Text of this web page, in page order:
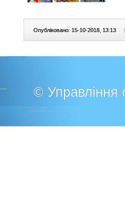
Опубліковано: 15-10-2018, 13:13 |
© Управління